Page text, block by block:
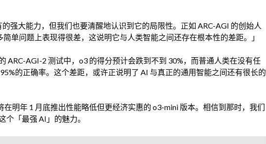
强大能力，但我们也要清醒地认识到它的局限性。正如 ARC-AGI 的创始人
单问题上表现得很差，这说明它与人类智能之间还存在根本性的差距。」
ARC-AGI-2 测试中，o3 的得分预计会跌到不到 30%，而普通人类在没有任
的正确率。这个差距，或许正说明了 AI 与真正的通用智能之间还有很长的
在明年 1 月底推出性能略低但更经济实惠的 o3-mini 版本。相信到那时，我们
个「最强 AI」的魅力。